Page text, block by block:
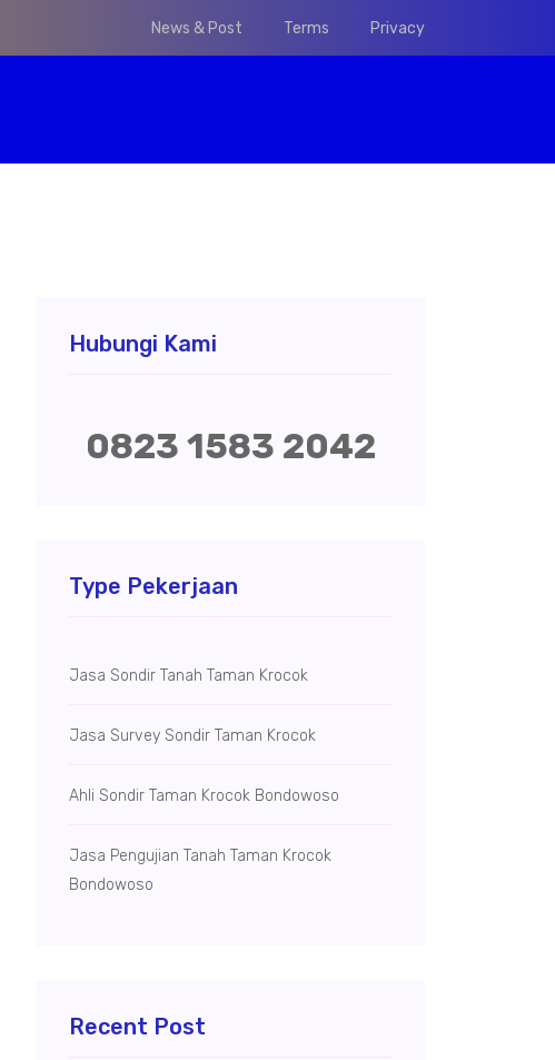
News & Post Terms Privacy
Hubungi Kami
0823 1583 2042
Type Pekerjaan
Jasa Sondir Tanah Taman Krocok
Jasa Survey Sondir Taman Krocok
Ahli Sondir Taman Krocok Bondowoso
Jasa Pengujian Tanah Taman Krocok
Bondowoso
Recent Post